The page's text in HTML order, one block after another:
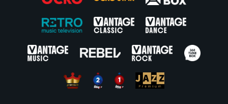
Zlatá klasika
80's
HITPARÁDA QUEEN
1947-1951 | Pop & Rock
2 díly
BEST OF
METALLICA
1963 | Pop & Rock
BEST OF